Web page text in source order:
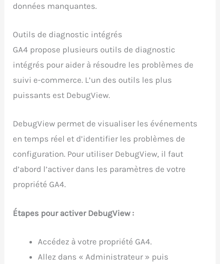
données manquantes.
Outils de diagnostic intégrés
GA4 propose plusieurs outils de diagnostic
intégrés pour aider à résoudre les problèmes de
suivi e-commerce. L’un des outils les plus
puissants est DebugView.
DebugView permet de visualiser les événements
en temps réel et d’identifier les problèmes de
configuration. Pour utiliser DebugView, il faut
d’abord l’activer dans les paramètres de votre
propriété GA4.
Étapes pour activer DebugView :
Accédez à votre propriété GA4.
Allez dans « Administrateur » puis